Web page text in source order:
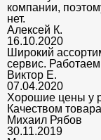
компании,
нет.
Алексей К.
16.10.2020
Широкий
сервис.
Виктор Е.
07.04.2020
Хорошие цены у
Качеством
Михаил Рябов
30.11.2019